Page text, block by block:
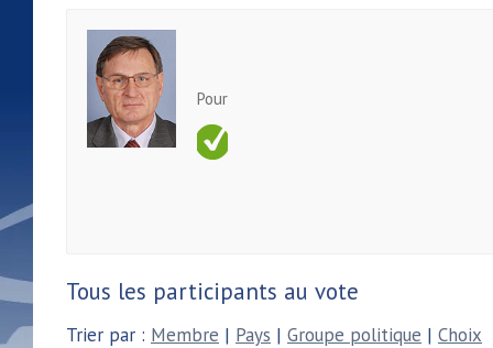
Pour
Tous les participants au vote
Trier par : Membre | Pays | Groupe politique | Choix